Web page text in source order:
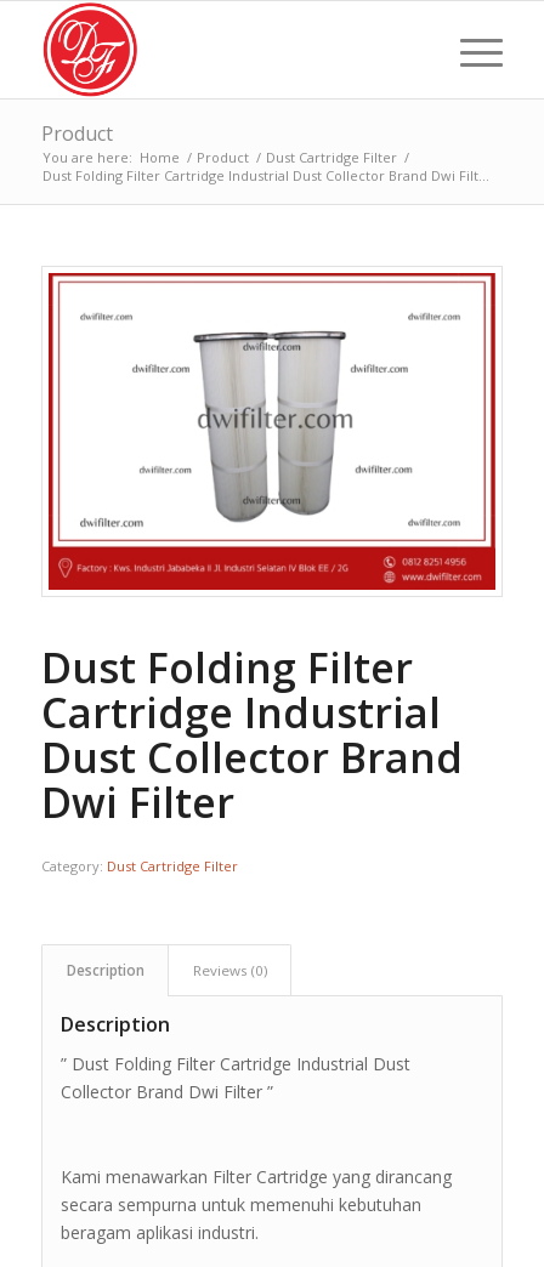
Product
You are here: Home / Product / Dust Cartridge Filter /
Dust Folding Filter Cartridge Industrial Dust Collector Brand Dwi Filt...
Dust Folding Filter
Cartridge Industrial
Dust Collector Brand
Dwi Filter
Category: Dust Cartridge Filter
Description Reviews (0)
Description
” Dust Folding Filter Cartridge Industrial Dust
Collector Brand Dwi Filter ”
Kami menawarkan Filter Cartridge yang dirancang
secara sempurna untuk memenuhi kebutuhan
beragam aplikasi industri.